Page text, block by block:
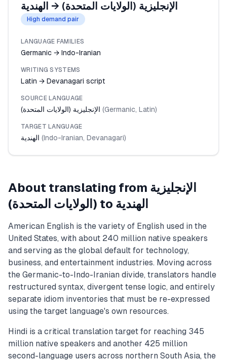
الإنجليزية (الولايات المتحدة) → الهندية
High demand pair
LANGUAGE FAMILIES
Germanic → Indo-Iranian
WRITING SYSTEMS
Latin → Devanagari script
SOURCE LANGUAGE
الإنجليزية (الولايات المتحدة) (Germanic, Latin)
TARGET LANGUAGE
الهندية (Indo-Iranian, Devanagari)
About translating from الإنجليزية
(الولايات المتحدة) to الهندية
American English is the variety of English used in the
United States, with about 240 million native speakers
and serving as the global default for technology,
business, and entertainment industries. Moving across
the Germanic-to-Indo-Iranian divide, translators handle
restructured syntax, divergent tense logic, and entirely
separate idiom inventories that must be re-expressed
using the target language's own resources.
Hindi is a critical translation target for reaching 345
million native speakers and another 425 million
second-language users across northern South Asia, the